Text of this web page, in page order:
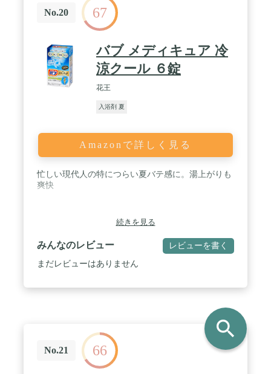
No.20 67
バブ メディキュア 冷
涼クール ６錠
花王
入浴剤 夏
Amazonで詳しく見る
忙しい現代人の特につらい夏バテ感に。湯上がりも
爽快
続きを見る
みんなのレビュー レビューを書く
まだレビューはありません
No.21 66
search